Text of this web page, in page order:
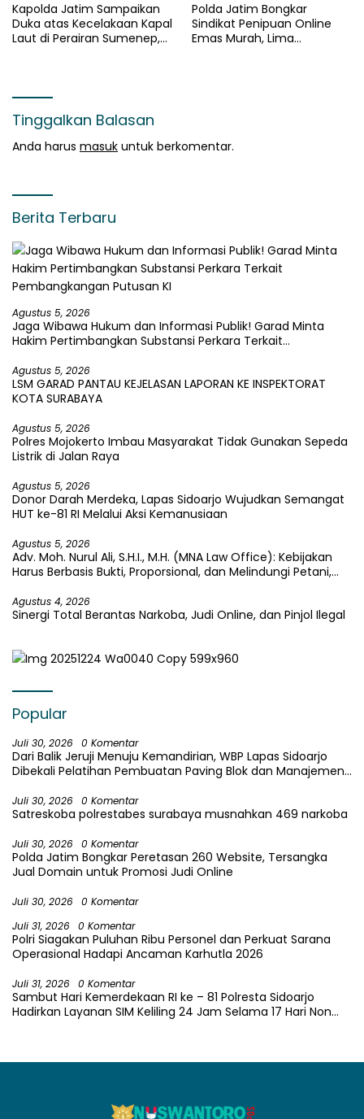
Kapolda Jatim Sampaikan
Duka atas Kecelakaan Kapal
Laut di Perairan Sumenep,
Polda Jatim Bongkar
Sindikat Penipuan Online
Emas Murah, Lima
Tinggalkan Balasan
Anda harus masuk untuk berkomentar.
Berita Terbaru
Agustus 5, 2026
Jaga Wibawa Hukum dan Informasi Publik! Garad Minta
Hakim Pertimbangkan Substansi Perkara Terkait
Agustus 5, 2026
LSM GARAD PANTAU KEJELASAN LAPORAN KE INSPEKTORAT
KOTA SURABAYA
Agustus 5, 2026
Polres Mojokerto Imbau Masyarakat Tidak Gunakan Sepeda
Listrik di Jalan Raya
Agustus 5, 2026
Donor Darah Merdeka, Lapas Sidoarjo Wujudkan Semangat
HUT ke-81 RI Melalui Aksi Kemanusiaan
Agustus 5, 2026
Adv. Moh. Nurul Ali, S.H.I., M.H. (MNA Law Office): Kebijakan
Harus Berbasis Bukti, Proporsional, dan Melindungi Petani,
Agustus 4, 2026
Sinergi Total Berantas Narkoba, Judi Online, dan Pinjol Ilegal
Popular
Juli 30, 2026 0 Komentar
Dari Balik Jeruji Menuju Kemandirian, WBP Lapas Sidoarjo
Dibekali Pelatihan Pembuatan Paving Blok dan Manajemen
Juli 30, 2026 0 Komentar
Satreskoba polrestabes surabaya musnahkan 469 narkoba
Juli 30, 2026 0 Komentar
Polda Jatim Bongkar Peretasan 260 Website, Tersangka
Jual Domain untuk Promosi Judi Online
Juli 30, 2026
0 Komentar
Juli 31, 2026
0 Komentar
Polri Siagakan Puluhan Ribu Personel dan Perkuat Sarana
Operasional Hadapi Ancaman Karhutla 2026
Juli 31, 2026 0 Komentar
Sambut Hari Kemerdekaan RI ke – 81 Polresta Sidoarjo
Hadirkan Layanan SIM Keliling 24 Jam Selama 17 Hari Non